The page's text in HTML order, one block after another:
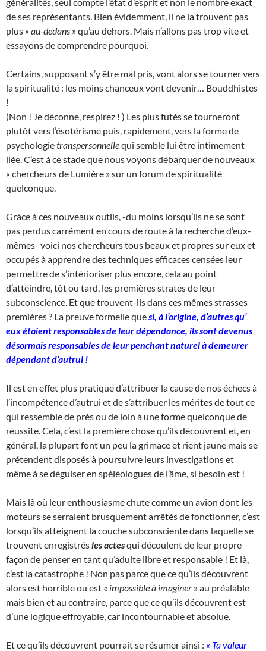
de ses représentants. Bien évidemment, il ne la trouvent pas
plus « au-dedans » qu’au dehors. Mais n’allons pas trop vite et
essayons de comprendre pourquoi.
Certains, supposant s’y être mal pris, vont alors se tourner vers
la spiritualité : les moins chanceux vont devenir… Bouddhistes
!
(Non ! Je déconne, respirez ! ) Les plus futés se tourneront
plutôt vers l’ésotérisme puis, rapidement, vers la forme de
psychologietranspersonnellequi semble lui être intimement
liée. C’est à ce stade que nous voyons débarquer de nouveaux
« chercheurs de Lumière » sur un forum de spiritualité
quelconque.
Grâce à ces nouveaux outils, -du moins lorsqu’ils ne se sont
pas perdus carrément en cours de route à la recherche d’eux-
mêmes- voici nos chercheurs tous beaux et propres sur eux et
occupés à apprendre des techniques efficaces censées leur
permettre de s’intérioriser plus encore, cela au point
d’atteindre, tôt ou tard, les premières strates de leur
subconscience. Et que trouvent-ils dans ces mêmes strasses
premières ? La preuve formelle quesi, à l’origine, d’autres qu’
eux étaient responsables de leur dépendance, ils sont devenus
désormais responsables de leur penchant naturel à demeurer
dépendant d’autrui !
Il est en effet plus pratique d’attribuer la cause de nos échecs à
l’incompétence d’autrui et de s’attribuer les mérites de tout ce
qui ressemble de près ou de loin à une forme quelconque de
réussite. Cela, c’est la première chose qu’ils découvrent et, en
général, la plupart font un peu la grimace et rient jaune mais se
prétendent disposés à poursuivre leurs investigations et
même à se déguiser en spéléologues de l’âme, si besoin est !
Mais là où leur enthousiasme chute comme un avion dont les
moteurs se serraient brusquement arrêtés de fonctionner, c’est
lorsqu’ils atteignent la couche subconsciente dans laquelle se
trouvent enregistrésles actesqui découlent de leur propre
façon de penser en tant qu’adulte libre et responsable ! Et là,
c’est la catastrophe ! Non pas parce que ce qu’ils découvrent
alors est horrible ou est « impossible à imaginer » au préalable
mais bien et au contraire, parce que ce qu’ils découvrent est
d’une logique effroyable, car incontournable et absolue.
Et ce qu’ils découvrent pourrait se résumer ainsi : « Ta valeur